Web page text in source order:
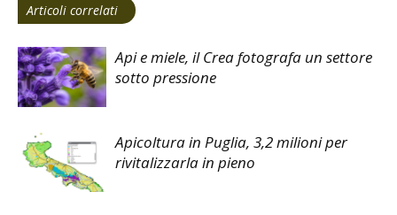
Articoli correlati
Api e miele, il Crea fotografa un settore
sotto pressione
Apicoltura in Puglia, 3,2 milioni per
rivitalizzarla in pieno